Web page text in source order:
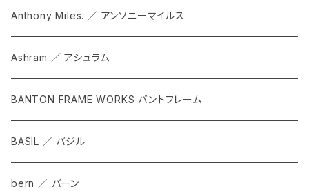
Anthony Miles. ／ アンソニーマイルス
Ashram ／ アシュラム
BANTON FRAME WORKS バントフレーム
BASIL ／ バジル
bern ／ バーン